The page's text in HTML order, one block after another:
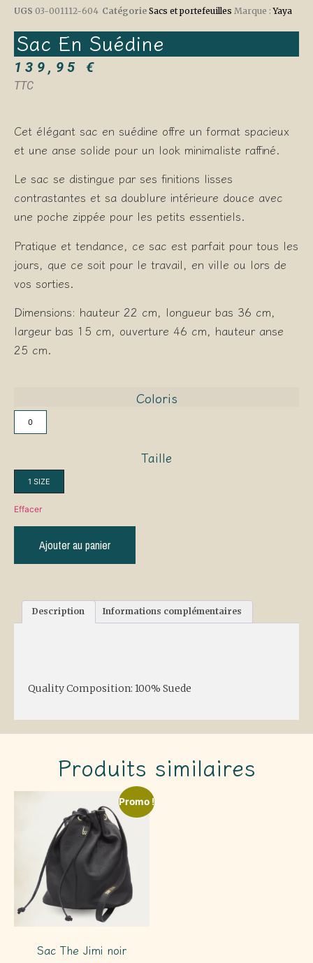
UGS 03-001112-604 Catégorie Sacs et portefeuilles Marque :Yaya
Sac En Suédine
139,95 €
TTC
Cet élégant sac en suédine offre un format spacieux
et une anse solide pour un look minimaliste raffiné.
Le sac se distingue par ses finitions lisses
contrastantes et sa doublure intérieure douce avec
une poche zippée pour les petits essentiels.
Pratique et tendance, ce sac est parfait pour tous les
jours, que ce soit pour le travail, en ville ou lors de
vos sorties.
Dimensions: hauteur 22 cm, longueur bas 36 cm,
largeur bas 15 cm, ouverture 46 cm, hauteur anse
25 cm.
Coloris
0
Taille
1 SIZE
Effacer
Ajouter au panier
Description Informations complémentaires
Quality Composition: 100% Suede
Produits similaires
Promo !
Sac The Jimi noir